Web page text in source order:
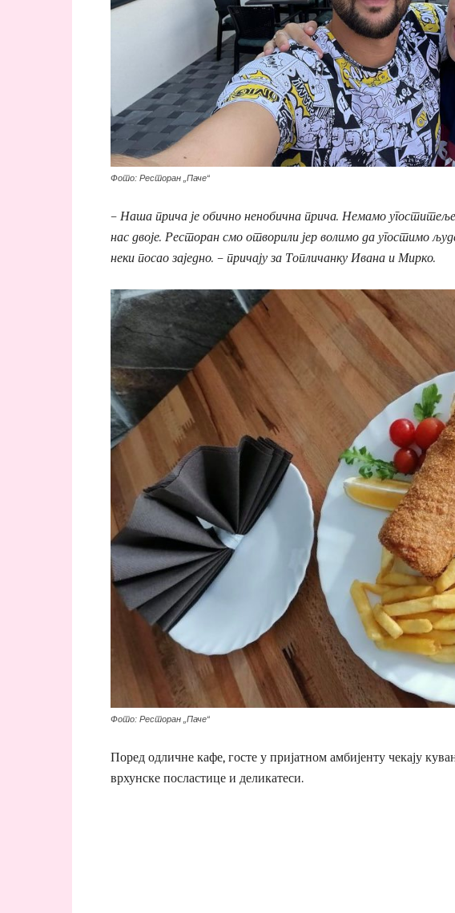
Фото: Ресторан „Паче“
– Наша прича је обично ненобична прича. Немамо
нас двоје. Ресторан смо отворили јер волимо да угостимо
неки посао заједно. – причају за Топличанку Ивана и Мирко.
Фото: Ресторан „Паче“
Поред одличне кафе, госте у пријатном амбијенту чекају
врхунске посластице и деликатеси.